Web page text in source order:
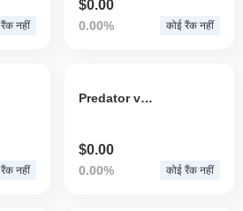
नहीं
$0.00
0.00% कोई रैंक नहीं
नहीं
Predator vs Alien
$0.00
0.00% कोई रैंक नहीं